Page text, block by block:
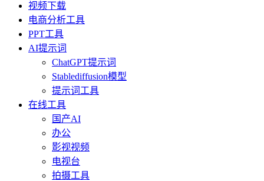
视频下载
电商分析工具
PPT工具
AI提示词
ChatGPT提示词
Stablediffusion模型
提示词工具
在线工具
国产AI
办公
影视视频
电视台
拍摄工具